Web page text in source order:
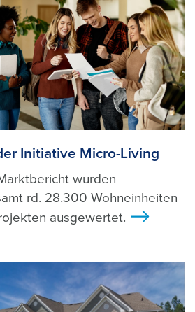
Initiative Micro-Living
wurden
rd. 28.300 Wohneinheiten
ausgewertet.